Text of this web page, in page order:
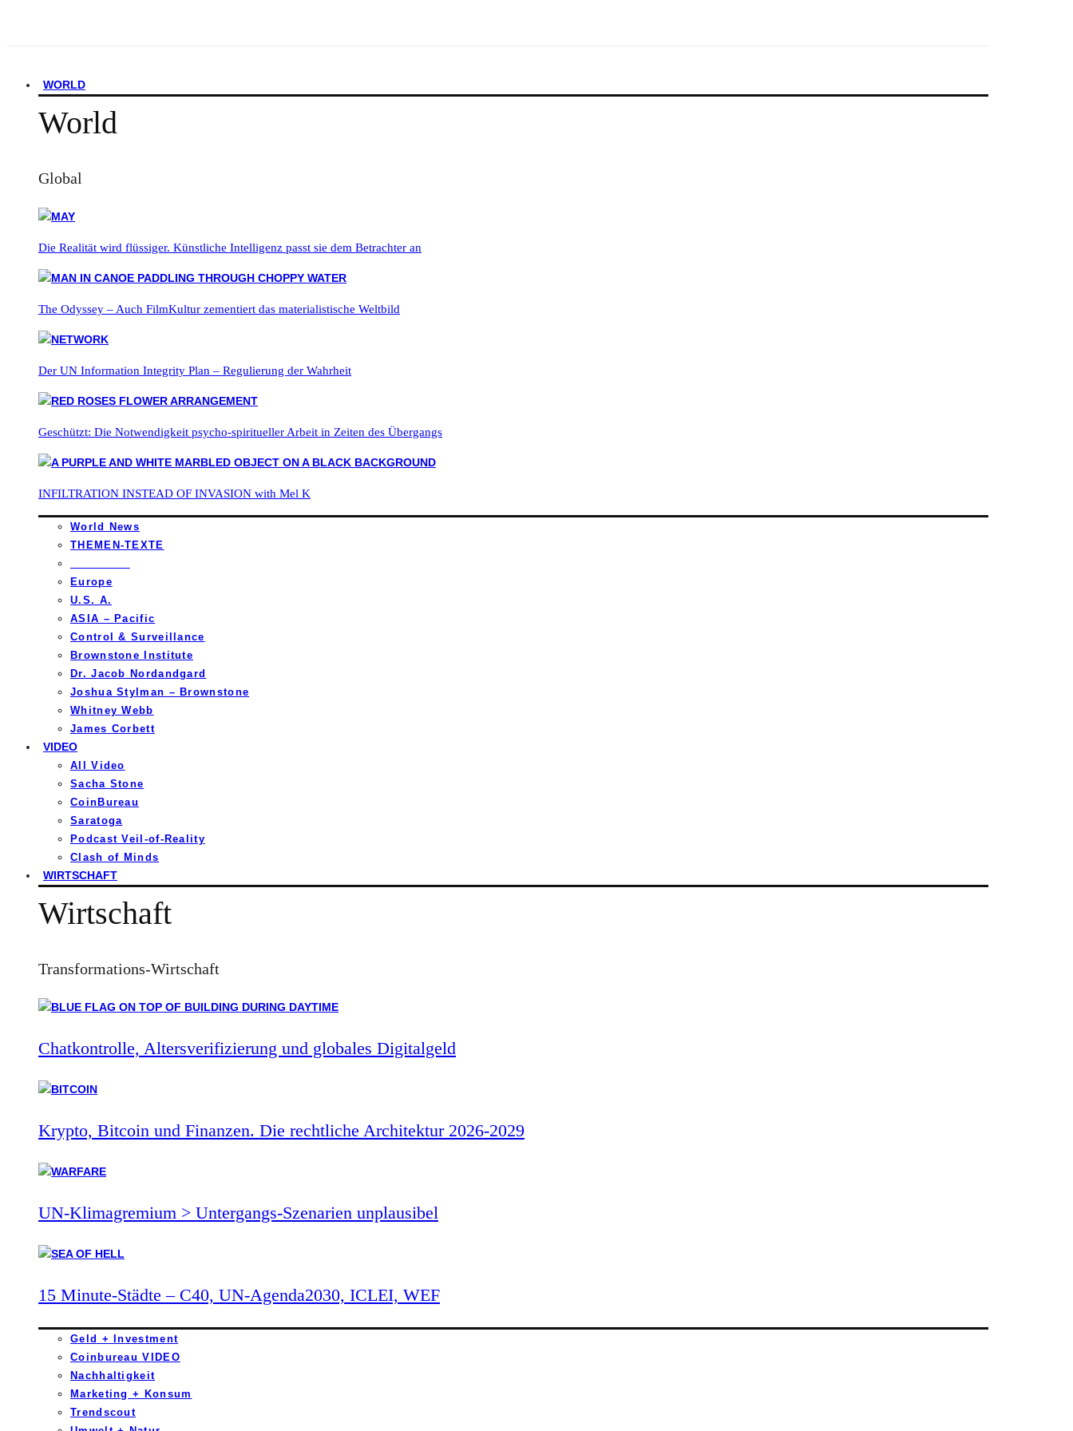
WORLD
World
Global
Die Realität wird flüssiger. Künstliche Intelligenz passt sie dem Betrachter an
The Odyssey – Auch FilmKultur zementiert das materialistische Weltbild
Der UN Information Integrity Plan – Regulierung der Wahrheit
Geschützt: Die Notwendigkeit psycho-spiritueller Arbeit in Zeiten des Übergangs
INFILTRATION INSTEAD OF INVASION with Mel K
World News
THEMEN-TEXTE
Europe
U.S. A.
ASIA – Pacific
Control & Surveillance
Brownstone Institute
Dr. Jacob Nordandgard
Joshua Stylman – Brownstone
Whitney Webb
James Corbett
VIDEO
All Video
Sacha Stone
CoinBureau
Saratoga
Podcast Veil-of-Reality
Clash of Minds
WIRTSCHAFT
Wirtschaft
Transformations-Wirtschaft
Chatkontrolle, Altersverifizierung und globales Digitalgeld
Krypto, Bitcoin und Finanzen. Die rechtliche Architektur 2026-2029
UN-Klimagremium > Untergangs-Szenarien unplausibel
15 Minute-Städte – C40, UN-Agenda2030, ICLEI, WEF
Geld + Investment
Coinbureau VIDEO
Nachhaltigkeit
Marketing + Konsum
Trendscout